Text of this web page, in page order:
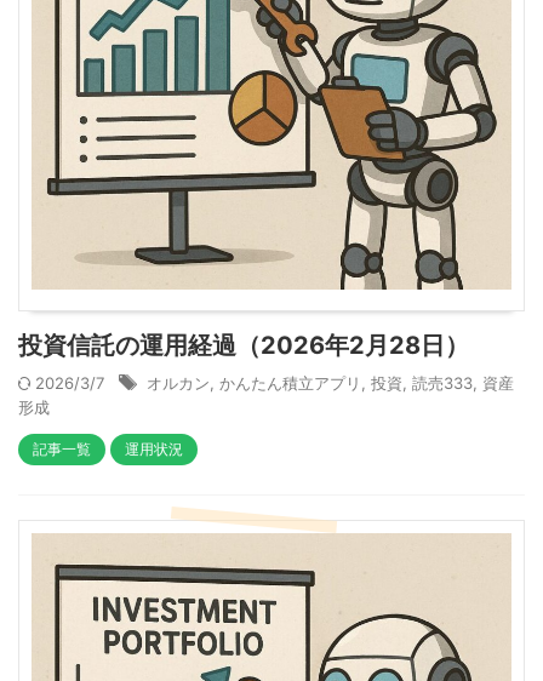
投資信託の運用経過（2026年2月28日）
2026/3/7 オルカン かんたん積立アプリ 投資 読売333 資産
形成
記事一覧 運用状況